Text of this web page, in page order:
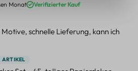
von 5 von 5 Sternen
Monat Verifizierter Kauf
schnelle Lieferung, kann ich
ARTIKEL